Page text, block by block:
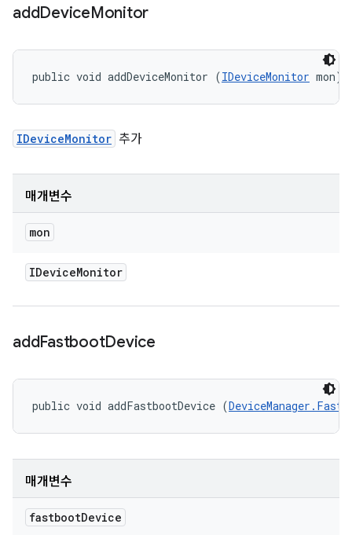
addDeviceMonitor
public void addDeviceMonitor (IDeviceMonitor mon)
IDeviceMonitor 추가
매개변수
mon
IDeviceMonitor
addFastbootDevice
public void addFastbootDevice (
매개변수
fastbootDevice